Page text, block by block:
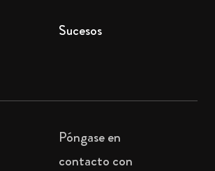
Sucesos
Póngase en
contacto con